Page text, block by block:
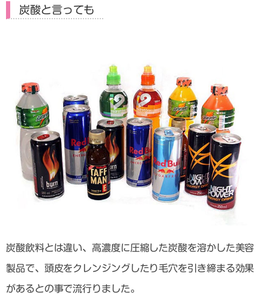
炭酸と言っても
炭酸飲料とは違い、高濃度に圧縮した炭酸を溶かした美容
製品で、頭皮をクレンジングしたり毛穴を引き締まる効果
があるとの事で流行りました。